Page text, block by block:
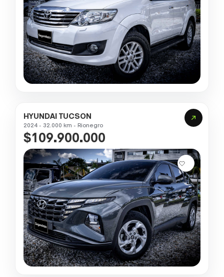
HYUNDAI TUCSON
2024 - 32.000 km - Rionegro
$109.900.000